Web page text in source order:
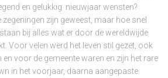
en gelukkig nieuwjaar wensten?
zegeningen zijn geweest, maar hoe snel
bij alles wat er door de wereldwijde
Voor velen werd het leven stil gezet, ook
voor de gemeente waren en zijn het rare
in het voorjaar, daarna aangepaste